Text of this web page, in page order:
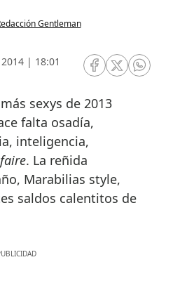
Gentleman
| 18:01
RRSS Facebook
RRSSRRSS
falta osadía,
inteligencia,
. La reñida
Marabilias style,
saldos calentitos de